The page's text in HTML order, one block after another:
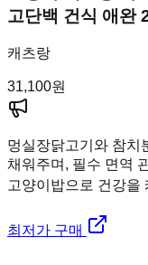
고단백 건식 애완
캐츠랑
31,100원
멍실장닭고기와 참치
채워주며, 필수 면역
고양이밥으로 건강을
최저가 구매